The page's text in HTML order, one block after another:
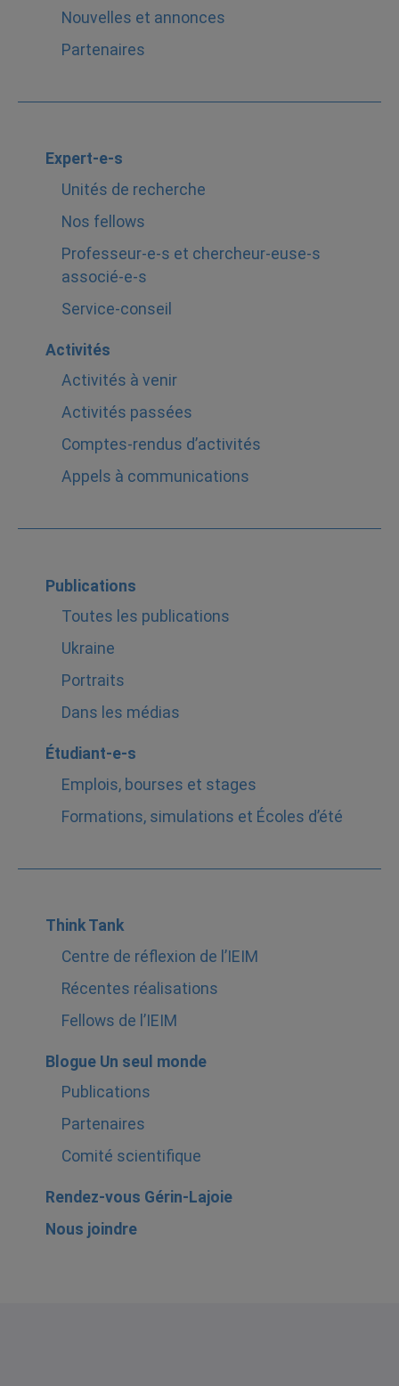
Nouvelles et annonces
Partenaires
Expert-e-s
Unités de recherche
Nos fellows
Professeur-e-s et chercheur-euse-s
associé-e-s
Service-conseil
Activités
Activités à venir
Activités passées
Comptes-rendus d’activités
Appels à communications
Publications
Toutes les publications
Ukraine
Portraits
Dans les médias
Étudiant-e-s
Emplois, bourses et stages
Formations, simulations et Écoles d’été
Think Tank
Centre de réflexion de l’IEIM
Récentes réalisations
Fellows de l’IEIM
Blogue Un seul monde
Publications
Partenaires
Comité scientifique
Rendez-vous Gérin-Lajoie
Nous joindre